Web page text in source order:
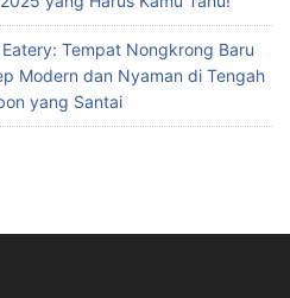
Tempat Nongkrong Baru
Modern dan Nyaman di Tengah
yang Santai